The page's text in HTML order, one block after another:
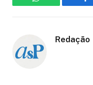
WhatsApp
Redação